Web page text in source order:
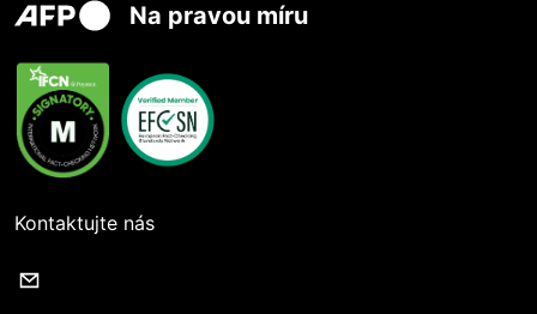
Na pravou míru
Kontaktujte nás